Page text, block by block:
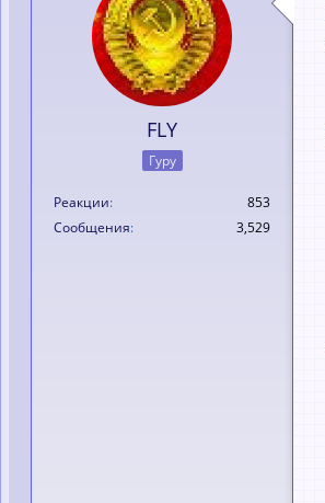
FLY
Гуру
Реакции
853
Сообщения
3,529